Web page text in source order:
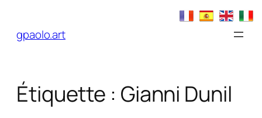
contenu
gpaolo.art
Étiquette : Gianni Dunil